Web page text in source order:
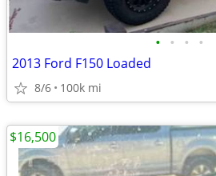
• • • •
2013 Ford F150 Loaded
8/6 100k mi
$16,500